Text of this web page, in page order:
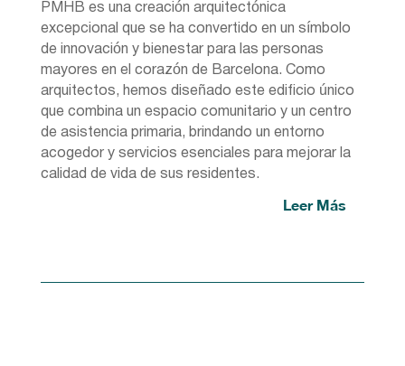
PMHB es una creación arquitectónica
excepcional que se ha convertido en un símbolo
de innovación y bienestar para las personas
mayores en el corazón de Barcelona. Como
arquitectos, hemos diseñado este edificio único
que combina un espacio comunitario y un centro
de asistencia primaria, brindando un entorno
acogedor y servicios esenciales para mejorar la
calidad de vida de sus residentes.
Leer Más